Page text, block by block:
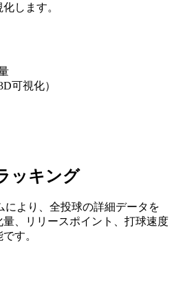
します。
可視化）
ッキング
により、全投球の詳細データを
、リリースポイント、打球速度
す。